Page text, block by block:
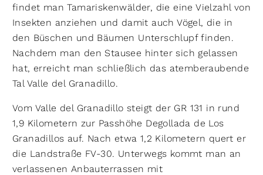
findet man Tamariskenwälder, die eine Vielzahl von
Insekten anziehen und damit auch Vögel, die in
den Büschen und Bäumen Unterschlupf finden.
Nachdem man den Stausee hinter sich gelassen
hat, erreicht man schließlich das atemberaubende
Tal Valle del Granadillo.
Vom Valle del Granadillo steigt der GR 131 in rund
1,9 Kilometern zur Passhöhe Degollada de Los
Granadillos auf. Nach etwa 1,2 Kilometern quert er
die Landstraße FV-30. Unterwegs kommt man an
verlassenen Anbauterrassen mit